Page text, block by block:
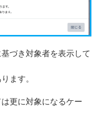
づき対象者を表示して
ます。
更に対象になるケー